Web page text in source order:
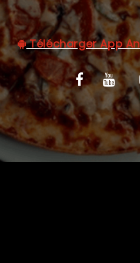
C.G.V
Télécharger App